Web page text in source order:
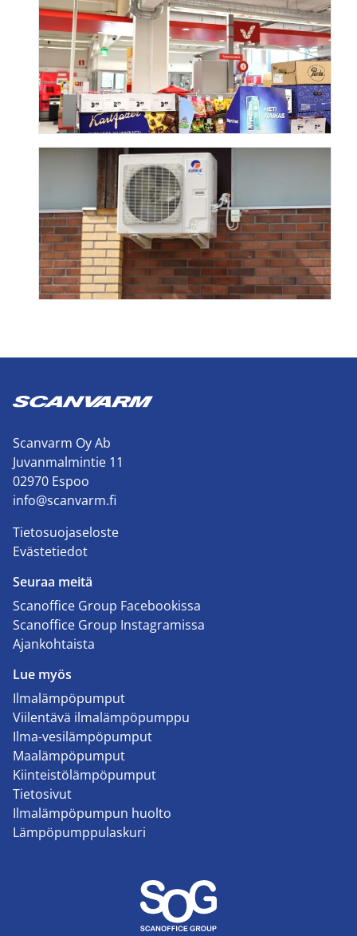
Scanvarm Oy Ab
Juvanmalmintie 11
02970 Espoo
info@scanvarm.fi
Tietosuojaseloste
Evästetiedot
Seuraa meitä
Scanoffice Group Facebookissa
Scanoffice Group Instagramissa
Ajankohtaista
Lue myös
Ilmalämpöpumput
Viilentävä ilmalämpöpumppu
Ilma-vesilämpöpumput
Maalämpöpumput
Kiinteistölämpöpumput
Tietosivut
Ilmalämpöpumpun huolto
Lämpöpumppulaskuri